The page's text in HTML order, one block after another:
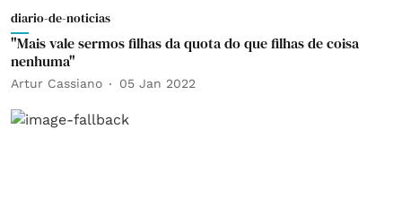
diario-de-noticias
"Mais vale sermos filhas da quota do que filhas de coisa
nenhuma"
Artur Cassiano 05 Jan 2022